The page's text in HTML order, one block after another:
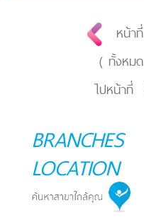
หน้าที่
( ทั้งหมด
ไปหน้าที่
BRANCHES
LOCATION